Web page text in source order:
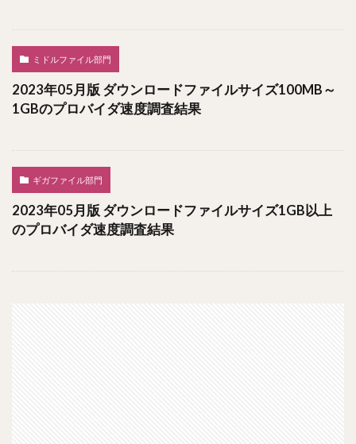
ミドルファイル部門
2023年05月版 ダウンロードファイルサイズ100MB～
1GBのプロバイダ速度調査結果
ギガファイル部門
2023年05月版 ダウンロードファイルサイズ1GB以上
のプロバイダ速度調査結果